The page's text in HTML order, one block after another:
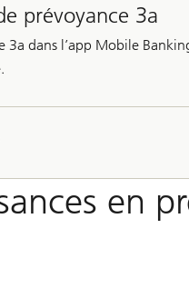
prévoyance 3a
3a dans l’app Mobile
en